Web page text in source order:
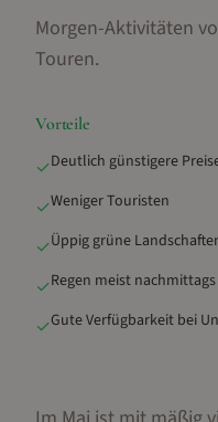
Morgen-Aktivitäten
Touren.
Vorteile
✓Deutlich günstigere
✓Weniger Touristen
✓Üppig grüne
✓Regen meist
✓Gute Verfügbarkeit bei